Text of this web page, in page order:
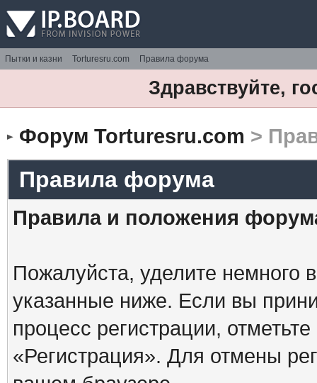
Пытки и казни Torturesru.com Правила форума
Здравствуйте,
Форум Torturesru.com >
Правила форума
Правила и положения
Пожалуйста, уделите немного
указанные ниже. Если вы
процесс регистрации,
«Регистрация». Для отмены